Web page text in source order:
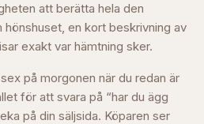
att berätta hela den
en kort beskrivning av
exakt var hämtning sker.
på morgonen när du redan är
för att svara på “har du ägg
på din säljsida. Köparen ser